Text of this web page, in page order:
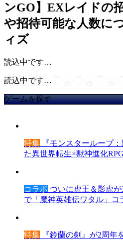
ンGO】EXレイドの
や招待可能な人数に
ィズ
読込中です…
読込中です…
ゲームを探す
特集 『モンスターループ
た異世界転生×獣神進化
コラボ ついに虎王＆影虎が
で「魔神英雄伝ワタル」コ
特集 『鈴蘭の剣』が2周年